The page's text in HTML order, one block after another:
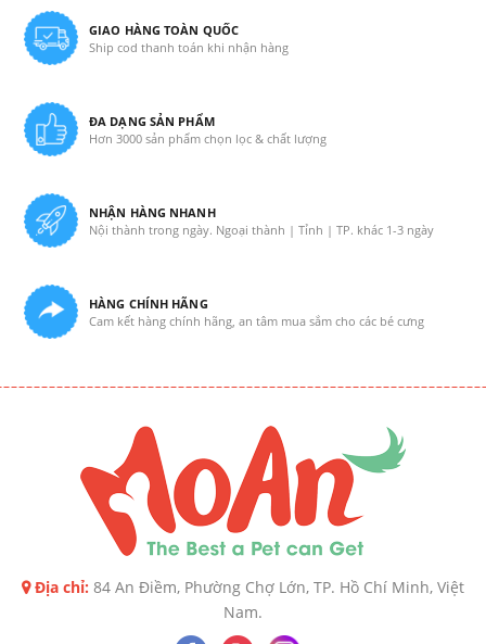
GIAO HÀNG TOÀN QUỐC
Ship cod thanh toán khi nhận hàng
ĐA DẠNG SẢN PHẨM
Hơn 3000 sản phẩm chọn lọc & chất lượng
NHẬN HÀNG NHANH
Nội thành trong ngày. Ngoại thành | Tỉnh | TP. khác 1-3 ngày
HÀNG CHÍNH HÃNG
Cam kết hàng chính hãng, an tâm mua sắm cho các bé cưng
Địa chỉ: 84 An Điềm, Phường Chợ Lớn, TP. Hồ Chí Minh, Việt
Nam.